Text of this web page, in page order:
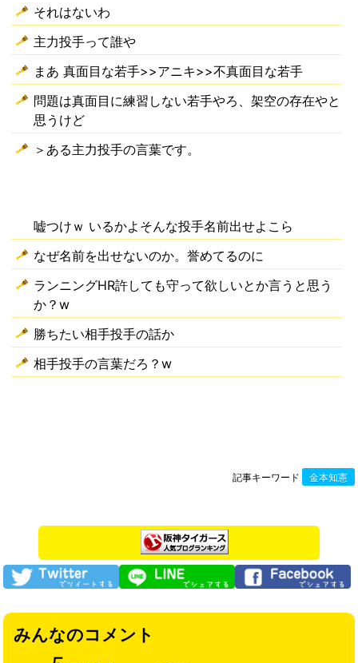
それはないわ
主力投手って誰や
まあ 真面目な若手>>アニキ>>不真面目な若手
問題は真面目に練習しない若手やろ、架空の存在やと
思うけど
＞ある主力投手の言葉です。
嘘つけｗ いるかよそんな投手名前出せよこら
なぜ名前を出せないのか。誉めてるのに
ランニングHR許しても守って欲しいとか言うと思う
か？w
勝ちたい相手投手の話か
相手投手の言葉だろ？w
記事キーワード 金本知憲
みんなのコメント